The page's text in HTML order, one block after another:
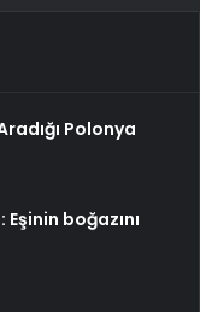
Polonya
boğazını